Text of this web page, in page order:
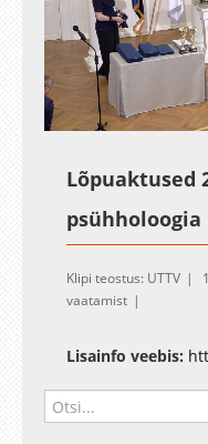
UnmuteLoaded
0.34%
Lõpuaktused
Klipi teostus: UTTV
vaatamist
Lisainfo veebis: